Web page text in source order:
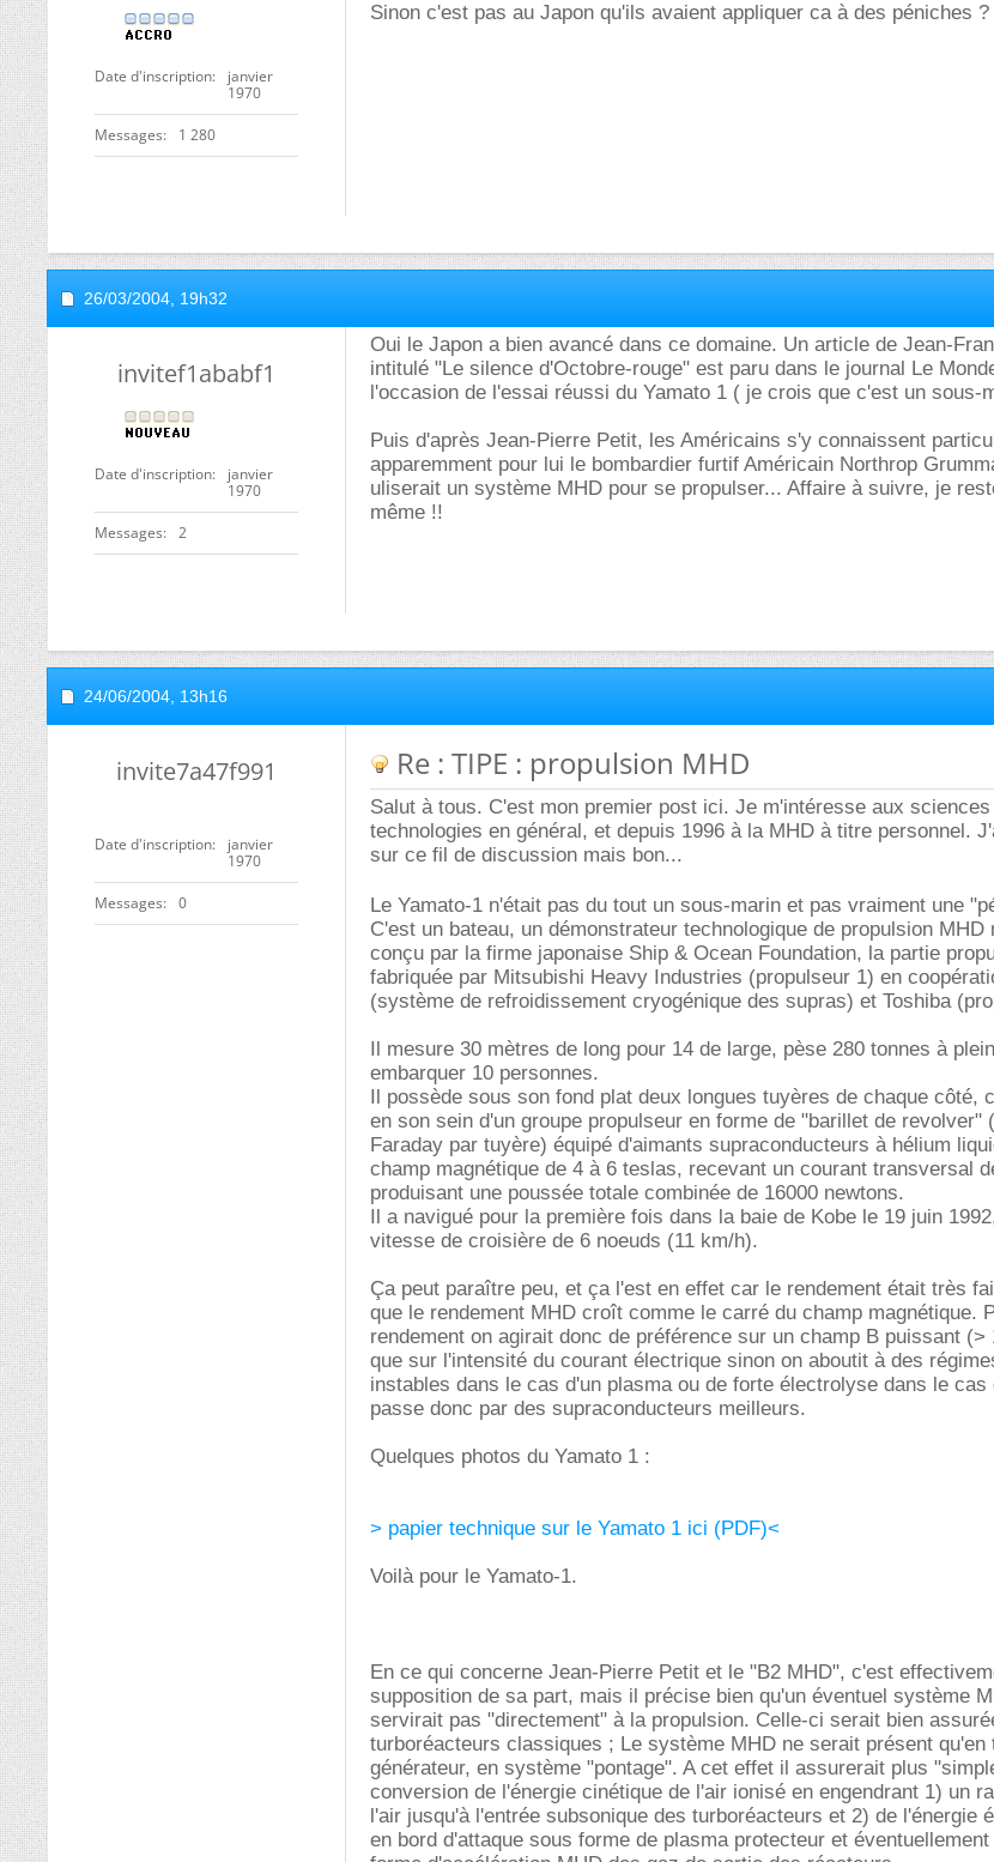
Date d'inscription
janvier
1970
Messages 1 280
Sinon c'est pas au Japon qu'ils avaient appliquer ca à des péniches ?
26/03/2004, 19h32
invitef1ababf1
Date d'inscription
janvier
1970
Messages 2
Oui le Japon a bien avancé dans ce domaine. Un article de Jean-
intitulé "Le silence d'Octobre-rouge" est paru dans le journal Le
l'occasion de l'essai réussi du Yamato 1 ( je crois que c'est un sous-
Puis d'après Jean-Pierre Petit, les Américains s'y connaissent
apparemment pour lui le bombardier furtif Américain Northrop
uliserait un système MHD pour se propulser... Affaire à suivre, je
même !!
24/06/2004, 13h16
invite7a47f991
Date d'inscription
janvier
1970
Messages 0
Re : TIPE : propulsion MHD
Salut à tous. C'est mon premier post ici. Je m'intéresse aux
technologies en général, et depuis 1996 à la MHD à titre personnel.
sur ce fil de discussion mais bon...
Le Yamato-1 n'était pas du tout un sous-marin et pas vraiment une
C'est un bateau, un démonstrateur technologique de propulsion
conçu par la firme japonaise Ship & Ocean Foundation, la partie
fabriquée par Mitsubishi Heavy Industries (propulseur 1) en
(système de refroidissement cryogénique des supras) et Toshiba
Il mesure 30 mètres de long pour 14 de large, pèse 280 tonnes à
embarquer 10 personnes.
Il possède sous son fond plat deux longues tuyères de chaque côté,
en son sein d'un groupe propulseur en forme de "barillet de revolver"
Faraday par tuyère) équipé d'aimants supraconducteurs à hélium
champ magnétique de 4 à 6 teslas, recevant un courant transversal
produisant une poussée totale combinée de 16000 newtons.
Il a navigué pour la première fois dans la baie de Kobe le 19 juin
vitesse de croisière de 6 noeuds (11 km/h).
Ça peut paraître peu, et ça l'est en effet car le rendement était très
que le rendement MHD croît comme le carré du champ magnétique.
rendement on agirait donc de préférence sur un champ B puissant
que sur l'intensité du courant électrique sinon on aboutit à des
instables dans le cas d'un plasma ou de forte électrolyse dans le cas
passe donc par des supraconducteurs meilleurs.
Quelques photos du Yamato 1 :
> papier technique sur le Yamato 1 ici (PDF)<
Voilà pour le Yamato-1.
En ce qui concerne Jean-Pierre Petit et le "B2 MHD", c'est
supposition de sa part, mais il précise bien qu'un éventuel système
servirait pas "directement" à la propulsion. Celle-ci serait bien
turboréacteurs classiques ; Le système MHD ne serait présent qu'en
générateur, en système "pontage". A cet effet il assurerait plus
conversion de l'énergie cinétique de l'air ionisé en engendrant 1) un
l'air jusqu'à l'entrée subsonique des turboréacteurs et 2) de l'énergie
en bord d'attaque sous forme de plasma protecteur et